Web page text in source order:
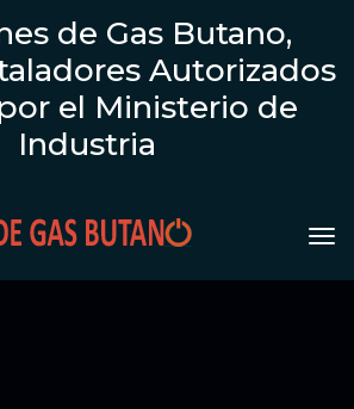
de Gas Butano,
Autorizados
el Ministerio de
Industria